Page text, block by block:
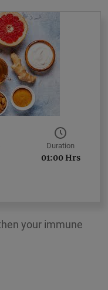
your immune
Duration
01:00 Hrs